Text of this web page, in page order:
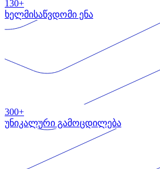
130+
ხელმისაწვდომი ენა
300+
უნიკალური გამოცდილება